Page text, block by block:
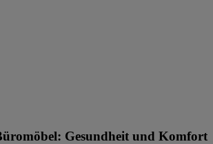
Gesundheit und Komfort